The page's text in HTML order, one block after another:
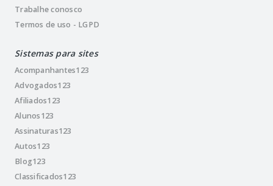
Trabalhe conosco
Termos de uso - LGPD
Sistemas para sites
Acompanhantes123
Advogados123
Afiliados123
Alunos123
Assinaturas123
Autos123
Blog123
Classificados123